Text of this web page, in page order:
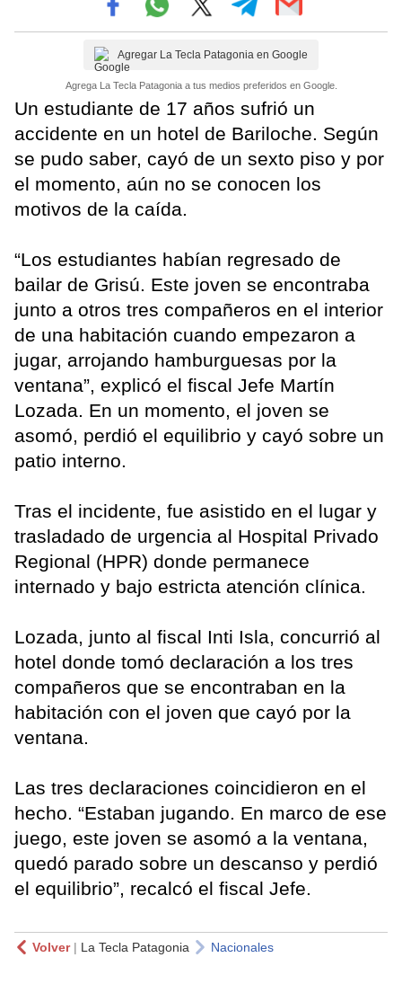
Agregar La Tecla Patagonia en Google
Agrega La Tecla Patagonia a tus medios preferidos en Google.
Un estudiante de 17 años sufrió un
accidente en un hotel de Bariloche. Según
se pudo saber, cayó de un sexto piso y por
el momento, aún no se conocen los
motivos de la caída.
“Los estudiantes habían regresado de
bailar de Grisú. Este joven se encontraba
junto a otros tres compañeros en el interior
de una habitación cuando empezaron a
jugar, arrojando hamburguesas por la
ventana”, explicó el fiscal Jefe Martín
Lozada. En un momento, el joven se
asomó, perdió el equilibrio y cayó sobre un
patio interno.
Tras el incidente, fue asistido en el lugar y
trasladado de urgencia al Hospital Privado
Regional (HPR) donde permanece
internado y bajo estricta atención clínica.
Lozada, junto al fiscal Inti Isla, concurrió al
hotel donde tomó declaración a los tres
compañeros que se encontraban en la
habitación con el joven que cayó por la
ventana.
Las tres declaraciones coincidieron en el
hecho. “Estaban jugando. En marco de ese
juego, este joven se asomó a la ventana,
quedó parado sobre un descanso y perdió
el equilibrio”, recalcó el fiscal Jefe.
Volver| La Tecla Patagonia Nacionales